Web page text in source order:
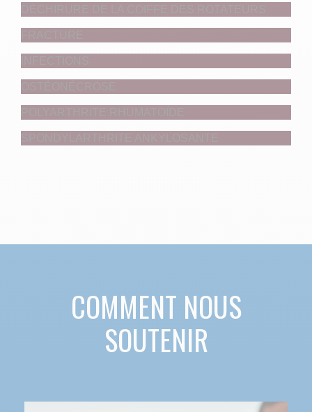
COMMENT NOUS
SOUTENIR